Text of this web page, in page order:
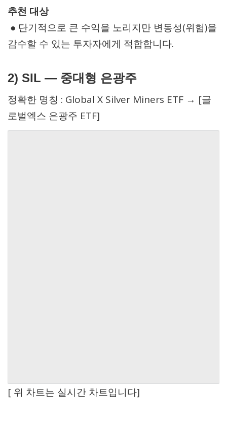
추천 대상
● 단기적으로 큰 수익을 노리지만 변동성(위험)을
감수할 수 있는 투자자에게 적합합니다.
2) SIL — 중대형 은광주
정확한 명칭 : Global X Silver Miners ETF → [글
로벌엑스 은광주 ETF]
[ 위 차트는 실시간 차트입니다]